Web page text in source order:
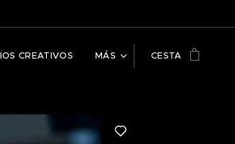
CREATIVOS MÁS CESTA